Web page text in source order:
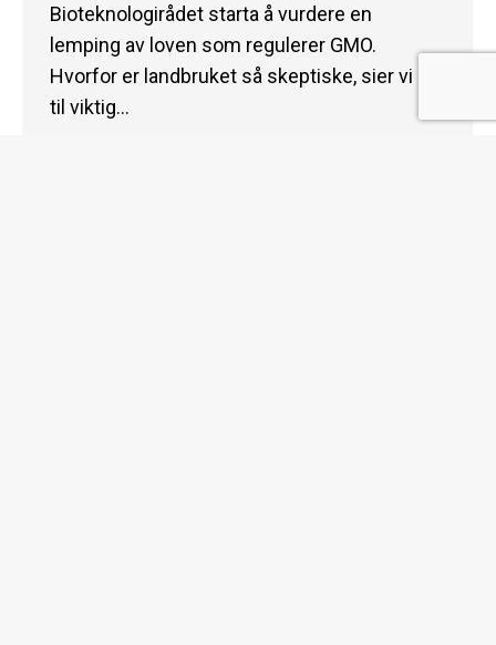
Bioteknologirådet starta å vurdere en
lemping av loven som regulerer GMO.
Hvorfor er landbruket så skeptiske, sier vi nei
til viktig…